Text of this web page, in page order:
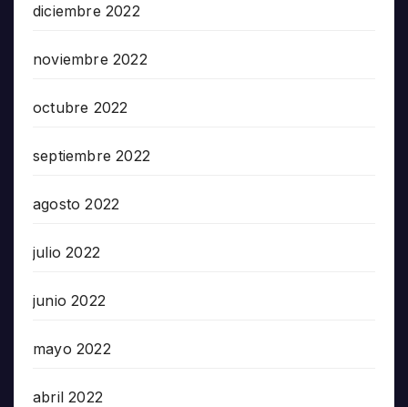
diciembre 2022
noviembre 2022
octubre 2022
septiembre 2022
agosto 2022
julio 2022
junio 2022
mayo 2022
abril 2022